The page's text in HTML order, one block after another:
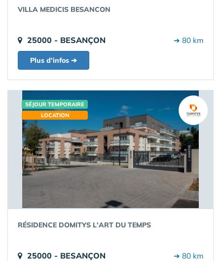
VILLA MEDICIS BESANCON
25000 - BESANÇON ➔ 80 km
Plus d'infos ➔
SÉJOUR TEMPORAIRE
LOCATION
RÉSIDENCE DOMITYS L'ART DU TEMPS
25000 - BESANÇON ➔ 80 km